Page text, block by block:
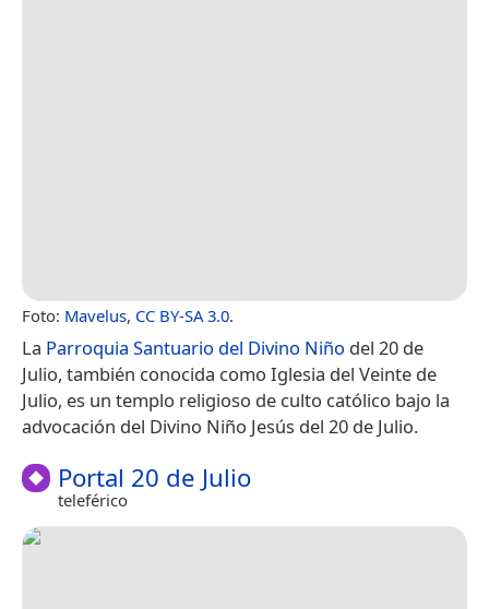
Foto: Mavelus, CC BY-SA 3.0.
La Parroquia Santuario del Divino Niño del 20 de
Julio, también conocida como Iglesia del Veinte de
Julio, es un templo religioso de culto católico bajo la
advocación del Divino Niño Jesús del 20 de Julio.
Portal 20 de Julio
teleférico